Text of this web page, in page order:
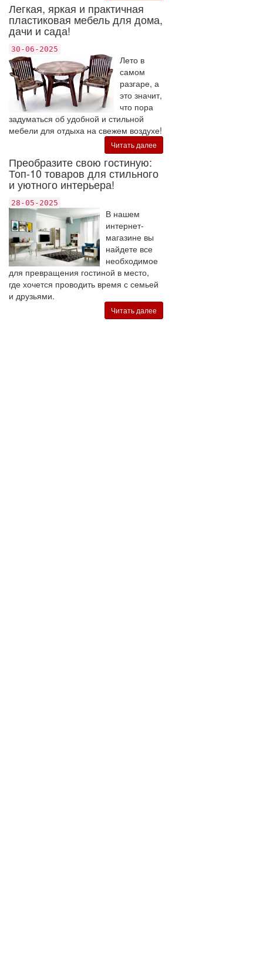
Легкая, яркая и практичная
пластиковая мебель для дома,
дачи и сада!
30-06-2025
Лето в
самом
разгаре, а
это значит,
что пора
задуматься об удобной и стильной
мебели для отдыха на свежем воздухе!
Читать далее
Преобразите свою гостиную:
Топ-10 товаров для стильного
и уютного интерьера!
28-05-2025
В нашем
интернет-
магазине вы
найдете все
необходимое
для превращения гостиной в место,
где хочется проводить время с семьей
и друзьями.
Читать далее